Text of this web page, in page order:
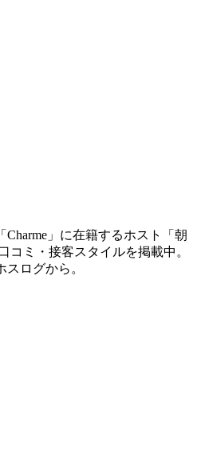
」に在籍するホスト「朝
コミ・接客スタイルを掲載中。
ログから。